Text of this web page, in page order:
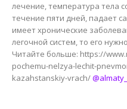
лечение, температура тела
течение пяти дней, падает
имеет хронические
легочной систем, то его
Читайте больше: https://
pochemu-nelzya-lechit-
kazahstanskiy-vrach/